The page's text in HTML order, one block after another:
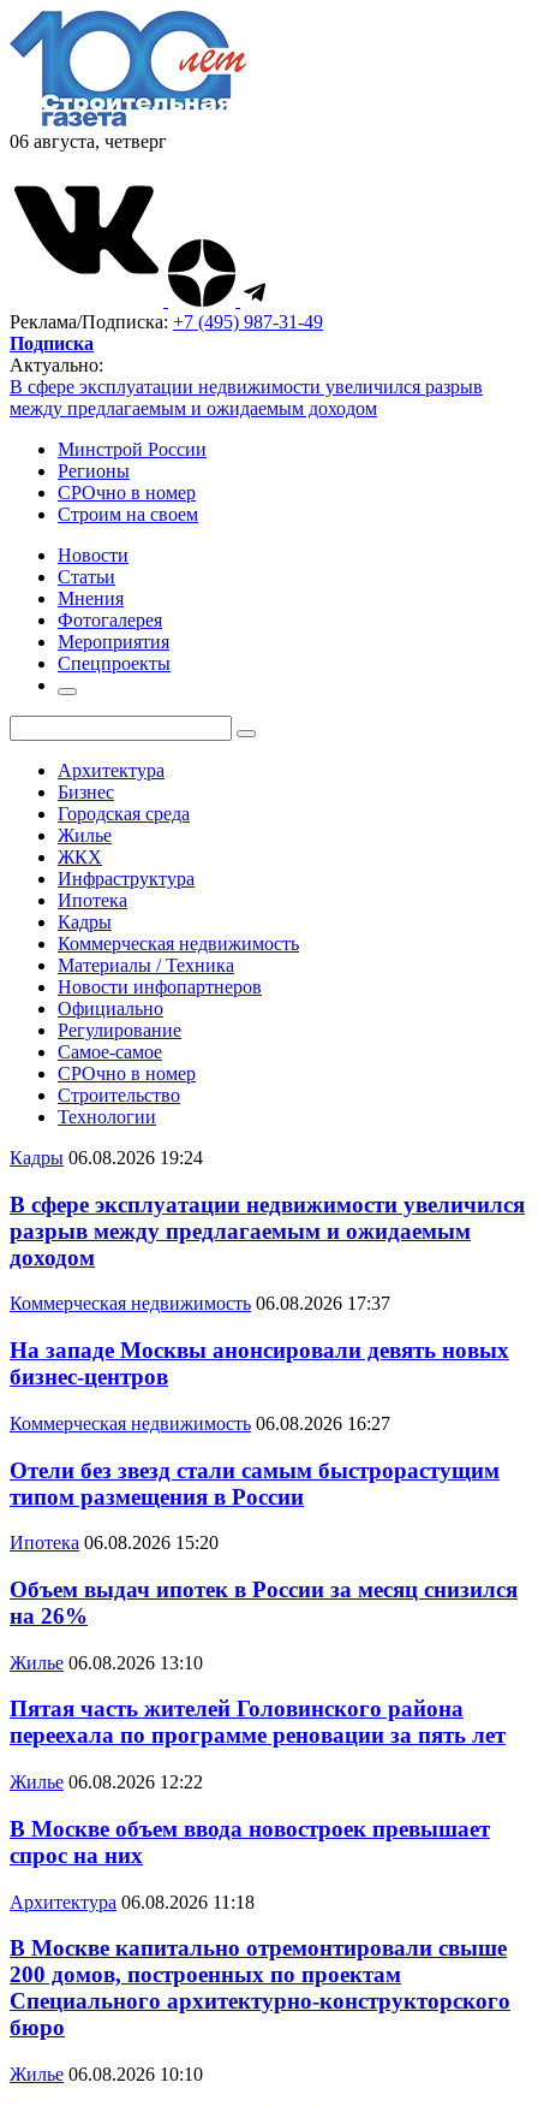
06 августа, четверг
Реклама/Подписка: +7 (495) 987-31-49
Подписка
Актуально:
В сфере эксплуатации недвижимости увеличился разрыв
между предлагаемым и ожидаемым доходом
Минстрой России
Регионы
СРОчно в номер
Строим на своем
Новости
Статьи
Мнения
Фотогалерея
Мероприятия
Спецпроекты
Архитектура
Бизнес
Городская среда
Жилье
ЖКХ
Инфраструктура
Ипотека
Кадры
Коммерческая недвижимость
Материалы / Техника
Новости инфопартнеров
Официально
Регулирование
Самое-самое
СРОчно в номер
Строительство
Технологии
Кадры 06.08.2026 19:24
В сфере эксплуатации недвижимости увеличился
разрыв между предлагаемым и ожидаемым
доходом
Коммерческая недвижимость 06.08.2026 17:37
На западе Москвы анонсировали девять новых
бизнес-центров
Коммерческая недвижимость 06.08.2026 16:27
Отели без звезд стали самым быстрорастущим
типом размещения в России
Ипотека 06.08.2026 15:20
Объем выдач ипотек в России за месяц снизился
на 26%
Жилье 06.08.2026 13:10
Пятая часть жителей Головинского района
переехала по программе реновации за пять лет
Жилье 06.08.2026 12:22
В Москве объем ввода новостроек превышает
спрос на них
Архитектура 06.08.2026 11:18
В Москве капитально отремонтировали свыше
200 домов, построенных по проектам
Специального архитектурно-конструкторского
бюро
Жилье 06.08.2026 10:10